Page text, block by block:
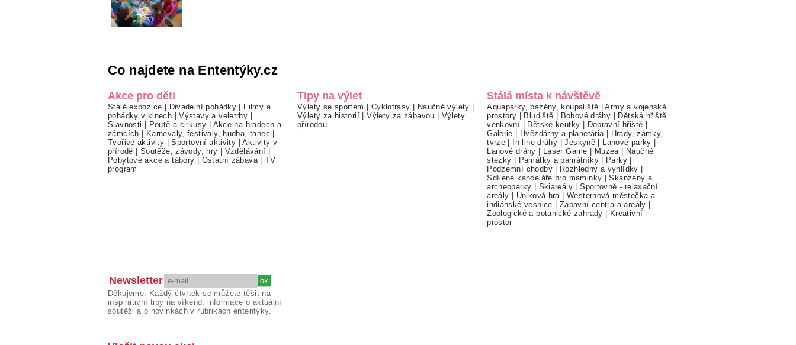
Co najdete na Ententýky.cz
Akce pro děti
Stálé expozice Divadelní pohádky
Filmy a
pohádky v kinech |Výstavy a veletrhy
Slavnosti
Poutě a cirkusy
Akce na hradech a
zámcích
Karnevaly, festivaly, hudba, tanec
Tvořivé aktivity |Sportovní aktivity |Aktivity v
přírodě
Soutěže, závody, hry Vzdělávání
Pobytové akce a tábory
Ostatní zábava |TV
program
Tipy na výlet
Výlety se sportem Cyklotrasy Naučné výlety
Výlety za historií |Výlety za zábavou
Výlety
přírodou
Stálá místa k návštěvě
Aquaparky, bazény, koupaliště |Army a vojenské
prostory
Bludiště Bobové dráhy
Dětská hřiště
venkovní
Dětské koutky Dopravní hřiště
Galerie
Hvězdárny a planetária
Hrady, zámky,
tvrze
In-line dráhy |Jeskyně Lanové parky
Lanové dráhy
Laser Game Muzea
Naučné
stezky
Památky a památníky| Parky
Podzemní chodby| Rozhledny a vyhlídky
Sdílené kanceláře pro maminky |Skanzeny a
archeoparky
Skiareály |Sportovně - relaxační
areály
Úniková hra |Westernová městečka a
indiánské vesnice
Zábavní centra a areály
Zoologické a botanické zahrady
Kreativní
prostor
Newsletter
Děkujeme. Každý čtvrtek se můžete těšit na
inspirativní tipy na víkend, informace o aktuální
soutěži a o novinkách v rubrikách ententýky.